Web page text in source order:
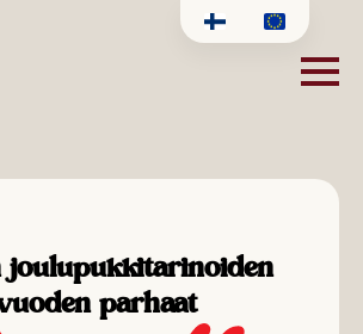
joulupukkitarinoiden
parhaat